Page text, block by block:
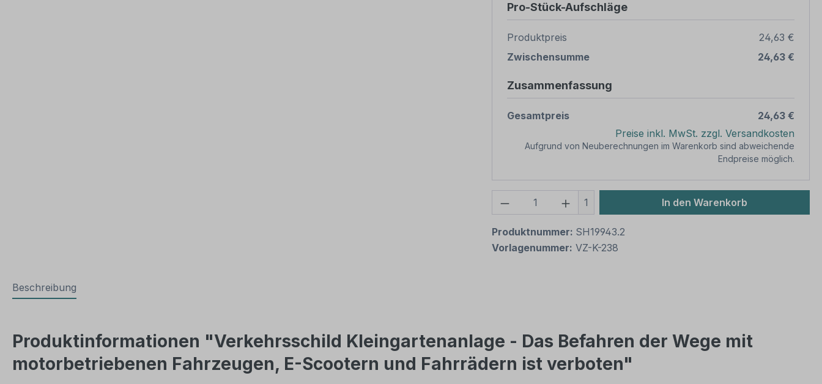
Pro-Stück-Aufschläge
Produktpreis
24,63 €
Zwischensumme
24,63 €
Zusammenfassung
Gesamtpreis
24,63 €
Preise inkl. MwSt. zzgl. Versandkosten
Aufgrund von Neuberechnungen im Warenkorb sind abweichende
Endpreise möglich.
Produkt Anzahl: Gib den gewünschten Wert
1 In den Warenkorb
Produktnummer: SH19943.2
Vorlagenummer: VZ-K-238
Beschreibung
Produktinformationen "Verkehrsschild Kleingartenanlage - Das Befahren der Wege mit
motorbetriebenen Fahrzeugen, E-Scootern und Fahrrädern ist verboten"